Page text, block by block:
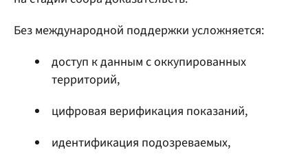
Без международной поддержки усложняется:
доступ к данным с оккупированных
территорий,
цифровая верификация показаний,
идентификация подозреваемых,